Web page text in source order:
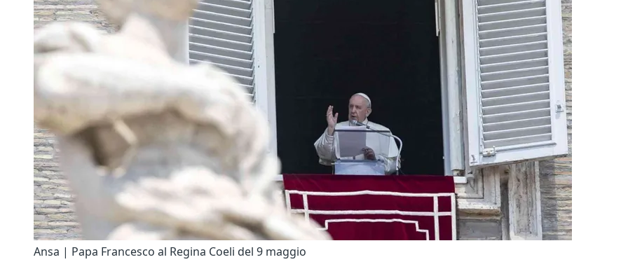
Ansa | Papa Francesco al Regina Coeli del 9 maggio